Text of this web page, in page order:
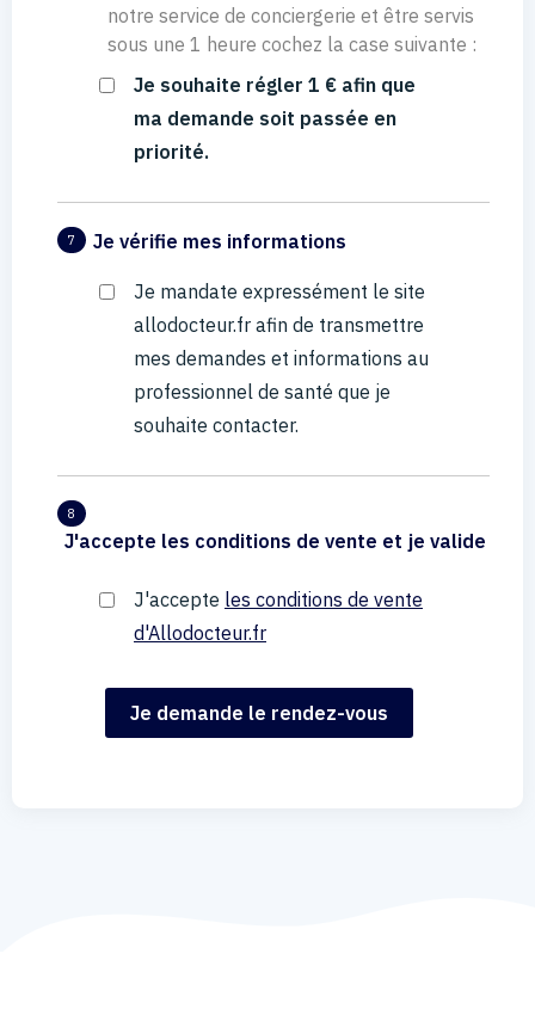
notre service de conciergerie et être servis
sous une 1 heure cochez la case suivante :
Je souhaite régler 1 € afin que
ma demande soit passée en
priorité.
7 Je vérifie mes informations
Je mandate expressément le site
allodocteur.fr afin de transmettre
mes demandes et informations au
professionnel de santé que je
souhaite contacter.
8
J'accepte les conditions de vente et je valide
J'accepte les conditions de vente
d'Allodocteur.fr